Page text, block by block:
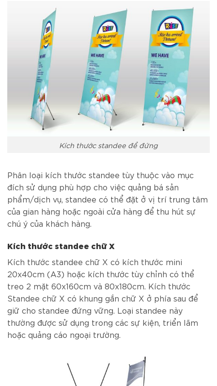
Kích thước standee để đứng
Phân loại kích thước standee tùy thuộc vào mục
đích sử dụng phù hợp cho việc quảng bá sản
phẩm/dịch vụ, standee có thể đặt ở vị trí trung tâm
của gian hàng hoặc ngoài cửa hàng để thu hút sự
chú ý của khách hàng.
Kích thước standee chữ X
Kích thước standee chữ X có kích thước mini
20x40cm (A3) hoặc kích thước tùy chỉnh có thể
treo 2 mặt 60x160cm và 80x180cm. Kích thước
Standee chữ X có khung gắn chữ X ở phía sau để
giữ cho standee đứng vững. Loại standee này
thường được sử dụng trong các sự kiện, triển lãm
hoặc quảng cáo ngoại trường.